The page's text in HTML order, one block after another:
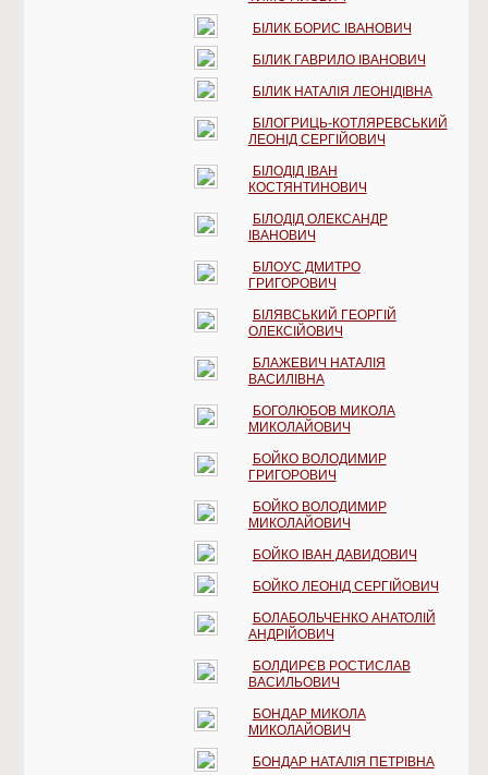
БІЛИК БОРИС ІВАНОВИЧ
БІЛИК ГАВРИЛО ІВАНОВИЧ
БІЛИК НАТАЛІЯ ЛЕОНІДІВНА
БІЛОГРИЦЬ-КОТЛЯРЕВСЬКИЙ
ЛЕОНІД СЕРГІЙОВИЧ
БІЛОДІД ІВАН
КОСТЯНТИНОВИЧ
БІЛОДІД ОЛЕКСАНДР
ІВАНОВИЧ
БІЛОУС ДМИТРО
ГРИГОРОВИЧ
БІЛЯВСЬКИЙ ГЕОРГІЙ
ОЛЕКСІЙОВИЧ
БЛАЖЕВИЧ НАТАЛІЯ
ВАСИЛІВНА
БОГОЛЮБОВ МИКОЛА
МИКОЛАЙОВИЧ
БОЙКО ВОЛОДИМИР
ГРИГОРОВИЧ
БОЙКО ВОЛОДИМИР
МИКОЛАЙОВИЧ
БОЙКО ІВАН ДАВИДОВИЧ
БОЙКО ЛЕОНІД СЕРГІЙОВИЧ
БОЛАБОЛЬЧЕНКО АНАТОЛІЙ
АНДРІЙОВИЧ
БОЛДИРЄВ РОСТИСЛАВ
ВАСИЛЬОВИЧ
БОНДАР МИКОЛА
МИКОЛАЙОВИЧ
БОНДАР НАТАЛІЯ ПЕТРІВНА